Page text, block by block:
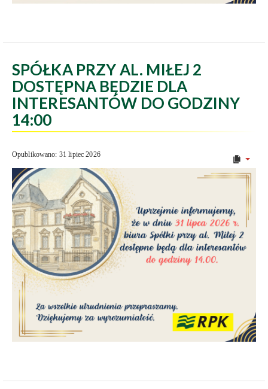
SPÓŁKA PRZY AL. MIŁEJ 2
DOSTĘPNA BĘDZIE DLA
INTERESANTÓW DO GODZINY
14:00
Opublikowano: 31 lipiec 2026